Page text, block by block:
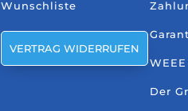
Wunschliste
VERTRAG WIDERRUFEN
Der